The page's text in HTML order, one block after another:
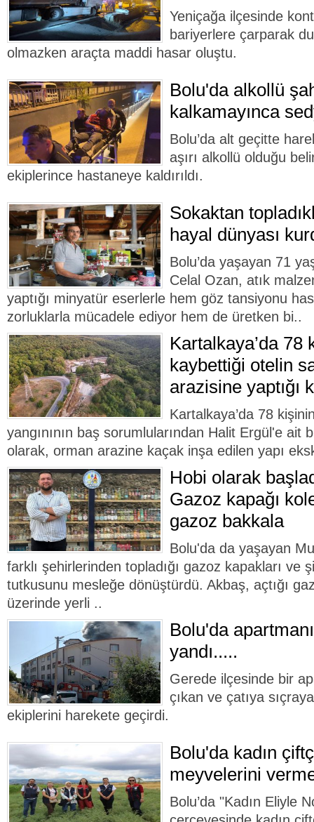
Yeniçağa ilçesinde
bariyerlere çarparak
olmazken araçta maddi hasar oluştu.
Bolu'da alkollü
kalkamayınca
Bolu’da alt geçitte
aşırı alkollü olduğu
ekiplerince hastaneye kaldırıldı.
Sokaktan
hayal dünyası
Bolu’da yaşayan 71
Celal Ozan, atık
yaptığı minyatür eserlerle hem göz tansiyonu
zorluklarla mücadele ediyor hem de üretken bi..
Kartalkaya’da 78
kaybettiği otelin
arazisine yaptığı
Kartalkaya’da 78
yangınının baş sorumlularından Halit Ergül'e ait
olarak, orman arazine kaçak inşa edilen yapı
Hobi olarak
Gazoz kapağı
gazoz bakkala
Bolu'da da yaşayan
farklı şehirlerinden topladığı gazoz kapakları ve
tutkusunu mesleğe dönüştürdü. Akbaş, açtığı
üzerinde yerli ..
Bolu'da
yandı.....
Gerede ilçesinde bir
çıkan ve çatıya
ekiplerini harekete geçirdi.
Bolu'da kadın
meyvelerini
Bolu’da "Kadın Eliyle